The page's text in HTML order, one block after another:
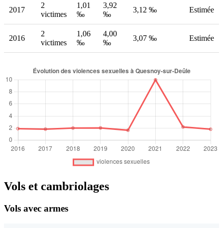
2017
2
victimes
1,01
‰
3,92
‰
3,12 ‰ Estimée
2016
2
victimes
1,06
‰
4,00
‰
3,07 ‰ Estimée
Vols et cambriolages
Vols avec armes